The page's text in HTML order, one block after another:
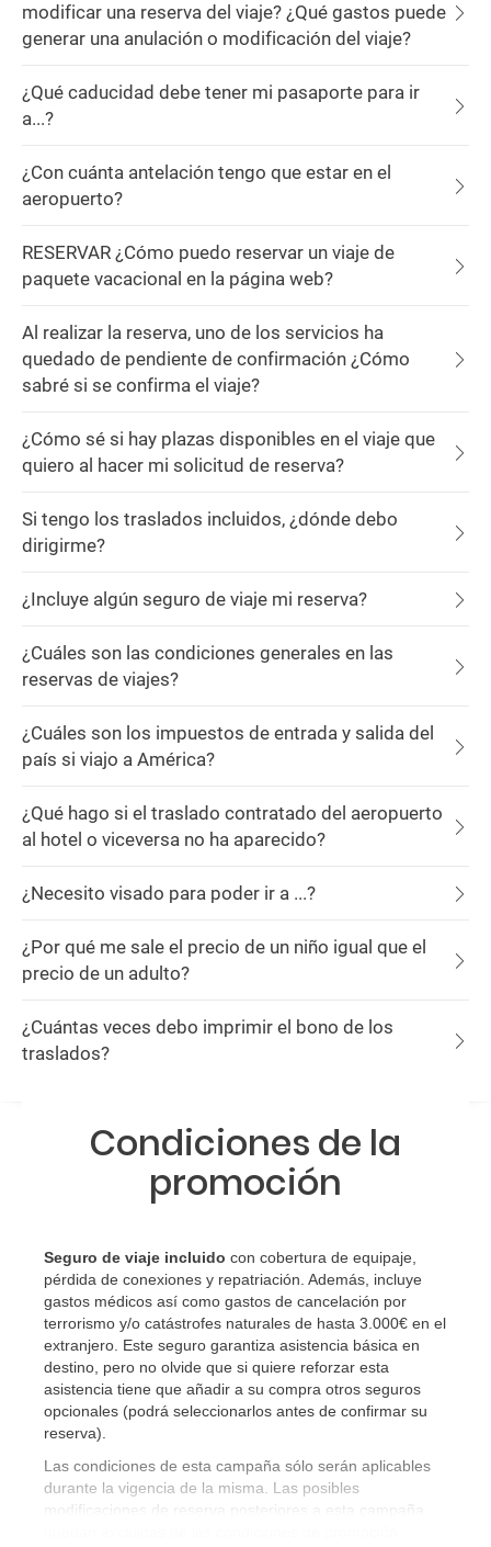
modificar una reserva del viaje? ¿Qué gastos puede
generar una anulación o modificación del viaje?
¿Qué caducidad debe tener mi pasaporte para ir
a...?
¿Con cuánta antelación tengo que estar en el
aeropuerto?
RESERVAR ¿Cómo puedo reservar un viaje de
paquete vacacional en la página web?
Al realizar la reserva, uno de los servicios ha
quedado de pendiente de confirmación ¿Cómo
sabré si se confirma el viaje?
¿Cómo sé si hay plazas disponibles en el viaje que
quiero al hacer mi solicitud de reserva?
Si tengo los traslados incluidos, ¿dónde debo
dirigirme?
¿Incluye algún seguro de viaje mi reserva?
¿Cuáles son las condiciones generales en las
reservas de viajes?
¿Cuáles son los impuestos de entrada y salida del
país si viajo a América?
¿Qué hago si el traslado contratado del aeropuerto
al hotel o viceversa no ha aparecido?
¿Necesito visado para poder ir a ...?
¿Por qué me sale el precio de un niño igual que el
precio de un adulto?
¿Cuántas veces debo imprimir el bono de los
traslados?
Condiciones de la
promoción
Seguro de viaje incluido con cobertura de equipaje,
pérdida de conexiones y repatriación. Además, incluye
gastos médicos así como gastos de cancelación por
terrorismo y/o catástrofes naturales de hasta 3.000€ en el
extranjero. Este seguro garantiza asistencia básica en
destino, pero no olvide que si quiere reforzar esta
asistencia tiene que añadir a su compra otros seguros
opcionales (podrá seleccionarlos antes de confirmar su
reserva).
Las condiciones de esta campaña sólo serán aplicables
durante la vigencia de la misma. Las posibles
modificaciones de reserva posteriores a esta campaña